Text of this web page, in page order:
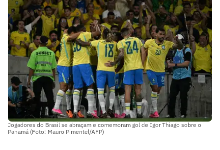
Jogadores do Brasil se abraçam e comemoram gol de Igor Thiago sobre o
Panamá (Foto: Mauro Pimentel/AFP)